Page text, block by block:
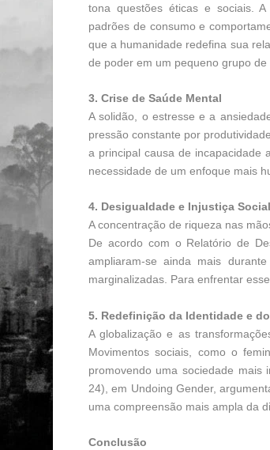
tona questões éticas e sociais.
padrões de consumo e
que a humanidade redefina sua
de poder em um pequeno grupo
3. Crise de Saúde Mental
A solidão, o estresse e a
pressão constante por
a principal causa de incapacidade
necessidade de um enfoque mais
4. Desigualdade e Injustiça Social
A concentração de riqueza nas
De acordo com o Relatório de
ampliaram-se ainda mais
marginalizadas. Para enfrentar
5. Redefinição da Identidade e
A globalização e as
Movimentos sociais, como o
promovendo uma sociedade mais
24), em Undoing Gender,
uma compreensão mais ampla da
Conclusão